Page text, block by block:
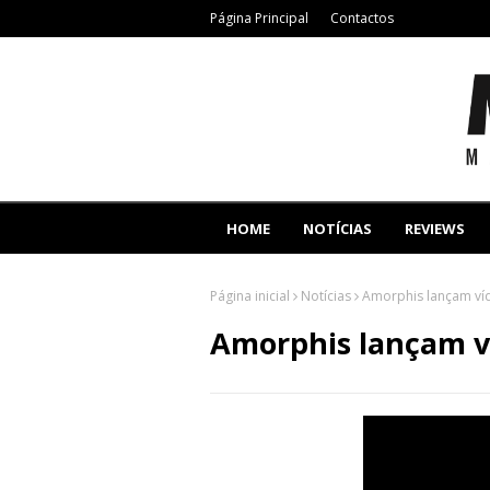
Página Principal Contactos
HOME NOTÍCIAS REVIEWS
Página inicial Notícias Amorphis lançam
Amorphis lançam